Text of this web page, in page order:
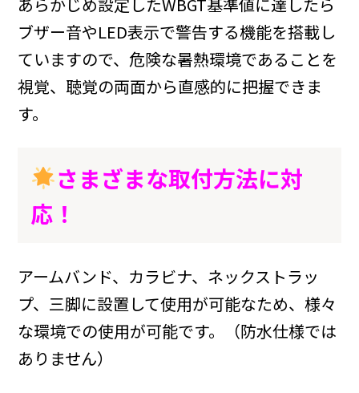
ブザー音やLED表示で警告する機能を搭載し
ていますので、危険な暑熱環境であることを
視覚、聴覚の両面から直感的に把握できま
す。
さまざまな取付方法に対
応！
アームバンド、カラビナ、ネックストラッ
プ、三脚に設置して使用が可能なため、様々
な環境での使用が可能です。（防水仕様では
ありません）